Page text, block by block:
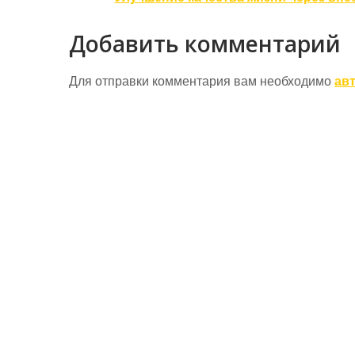
Добавить комментарий
Для отправки комментария вам необходимо